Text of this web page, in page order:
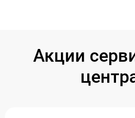
Акции